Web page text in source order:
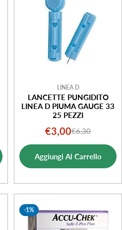
LINEA D
LANCETTE PUNGIDITO
LINEA D PIUMA GAUGE 33
25 PEZZI
Prezzo
di
vendita
€3,00Prezzo
normale
€6,30
Aggiungi Al Carrello
-1%